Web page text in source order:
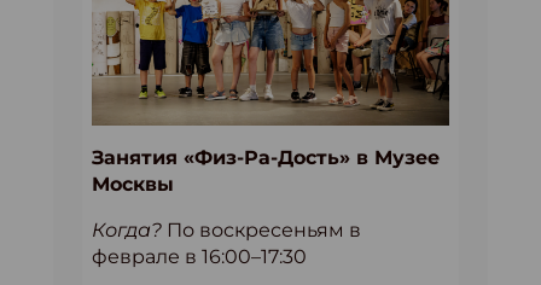
Занятия «Физ-Ра-Дость» в Музее
Москвы
Когда? По воскресеньям в
феврале в 16:00–17:30